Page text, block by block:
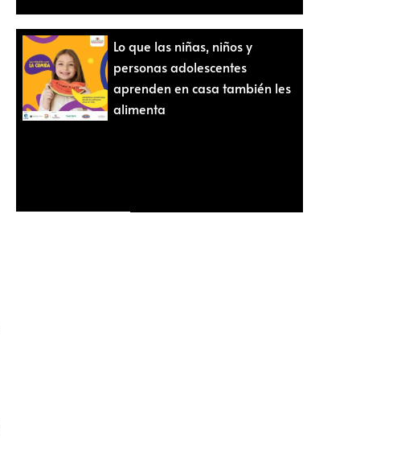
Lo que las niñas, niños y
personas adolescentes
aprenden en casa también les
alimenta